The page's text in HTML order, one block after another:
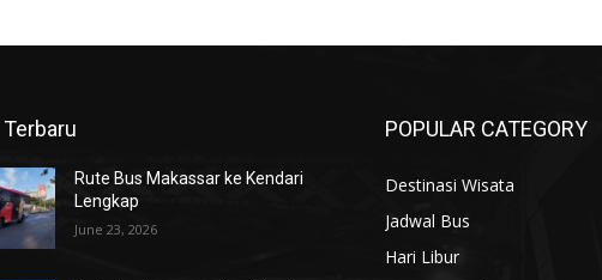
Rute Bus Makassar ke Kendari
Lengkap
June 23, 2026
POPULAR CATEGORY
Destinasi Wisata
Jadwal Bus
Hari Libur